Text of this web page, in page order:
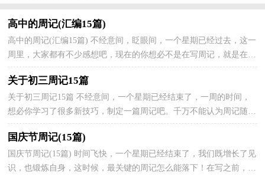
高中的周记(汇编15篇)
高中的周记(汇编15篇) 不经意间，眨眼间，一个星期已经过去，这一
周里，大家都有不少感想吧，现在的你想必不是在写周记，就是在准
备写周记吧。为了让您不再为写周记头疼，以下是小编收集...
关于初三周记15篇
关于初三周记15篇 不经意间，一个星期已经结束了，一周的时间，
想必你学习了很多新技巧，制定一篇周记吧。千万不能认为周记随便
应付就可以，下面是小编为大家整理的关于初三周记，欢迎...
国庆节周记(15篇)
国庆节周记(15篇) 时间飞快，一个星期已经结束了，我们既增长了见
识，也锻炼自身，这时候，最关键的周记怎么能落下！在写之前，要